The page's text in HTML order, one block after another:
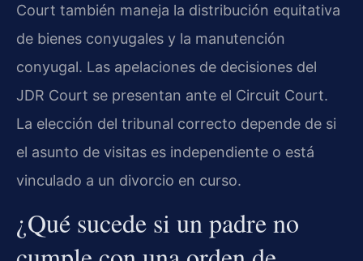
Court también maneja la distribución equitativa
de bienes conyugales y la manutención
conyugal. Las apelaciones de decisiones del
JDR Court se presentan ante el Circuit Court.
La elección del tribunal correcto depende de si
el asunto de visitas es independiente o está
vinculado a un divorcio en curso.
¿Qué sucede si un padre no